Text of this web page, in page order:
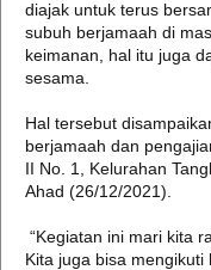
diajak untuk terus
subuh berjamaah di
keimanan, hal itu juga
sesama.
Hal tersebut
berjamaah dan
II No. 1, Kelurahan
Ahad (26/12/2021).
“Kegiatan ini mari kita
Kita juga bisa